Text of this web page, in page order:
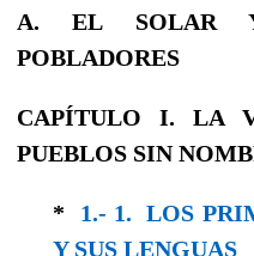
A. EL SOLAR
POBLADORES
CAPÍTULO I. LA
PUEBLOS SIN
* 1.- 1. LOS
Y SUS LENGUAS